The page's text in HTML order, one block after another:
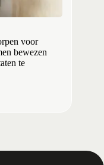
voor
bewezen
te